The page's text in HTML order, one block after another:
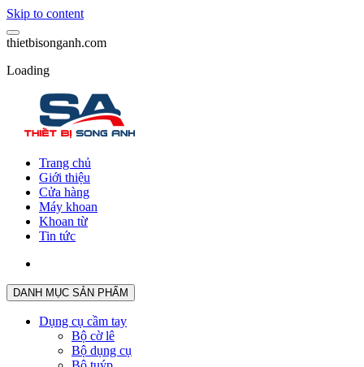
Skip to content
thietbisonganh.com
Loading
Trang chủ
Giới thiệu
Cửa hàng
Máy khoan
Khoan từ
Tin tức
DANH MỤC SẢN PHẨM
Dụng cụ cầm tay
Bộ cờ lê
Bộ dụng cụ